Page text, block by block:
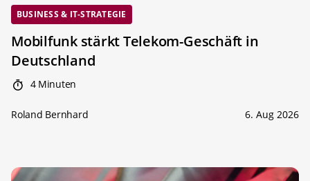
BUSINESS & IT-STRATEGIE
Mobilfunk stärkt Telekom-Geschäft in
Deutschland
4 Minuten
Roland Bernhard 6. Aug 2026